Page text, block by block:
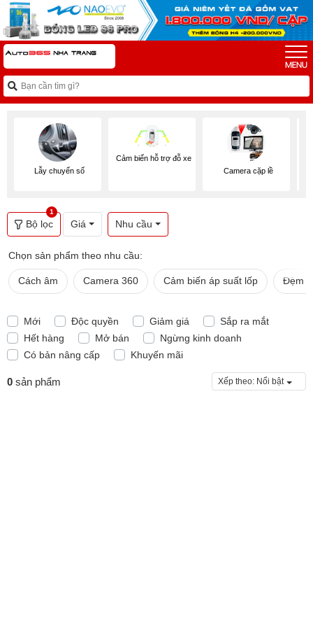
Lẫy chuyển số
Cảm biến hỗ trợ đỗ xe
Camera cặp lề
Bộ lọc
1
Giá Nhu cầu
Chọn sản phẩm theo nhu cầu:
Cách âm Camera 360 Cảm biến áp suất lốp Đệm
Mới Độc quyền Giảm giá
Sắp ra mắt
Hết hàng
Mở bán
Ngừng kinh doanh
Có bản nâng cấp
Khuyến mãi
0 sản phẩm Xếp theo: Nổi bật